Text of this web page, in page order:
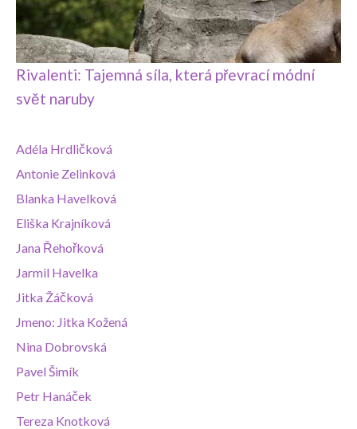
Rivalenti: Tajemná síla, která převrací módní
svět naruby
Adéla Hrdličková
Antonie Zelinková
Blanka Havelková
Eliška Krajníková
Jana Řehořková
Jarmil Havelka
Jitka Žáčková
Jmeno: Jitka Kožená
Nina Dobrovská
Pavel Šimík
Petr Hanáček
Tereza Knotková